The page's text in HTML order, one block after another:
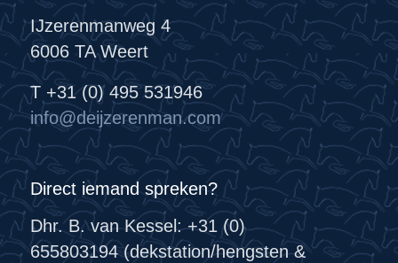
IJzerenmanweg 4
6006 TA Weert
T +31 (0) 495 531946
info@deijzerenman.com
Direct iemand spreken?
Dhr. B. van Kessel: +31 (0)
655803194 (dekstation/hengsten &